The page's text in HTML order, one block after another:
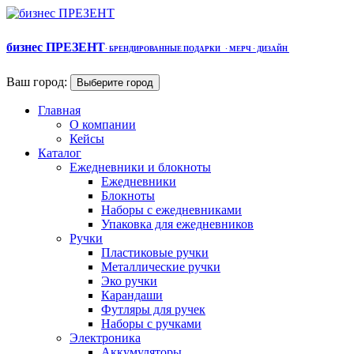
бизнес ПРЕЗЕНТ· БРЕНДИРОВАННЫЕ ПОДАРКИ · МЕРЧ · ДИЗАЙН
Ваш город: Выберите город
Главная
О компании
Кейсы
Каталог
Ежедневники и блокноты
Ежедневники
Блокноты
Наборы с ежедневниками
Упаковка для ежедневников
Ручки
Пластиковые ручки
Металлические ручки
Эко ручки
Карандаши
Футляры для ручек
Наборы с ручками
Электроника